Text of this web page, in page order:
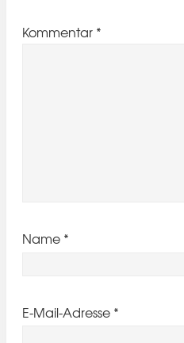
Kommentar *
Name *
E-Mail-Adresse *